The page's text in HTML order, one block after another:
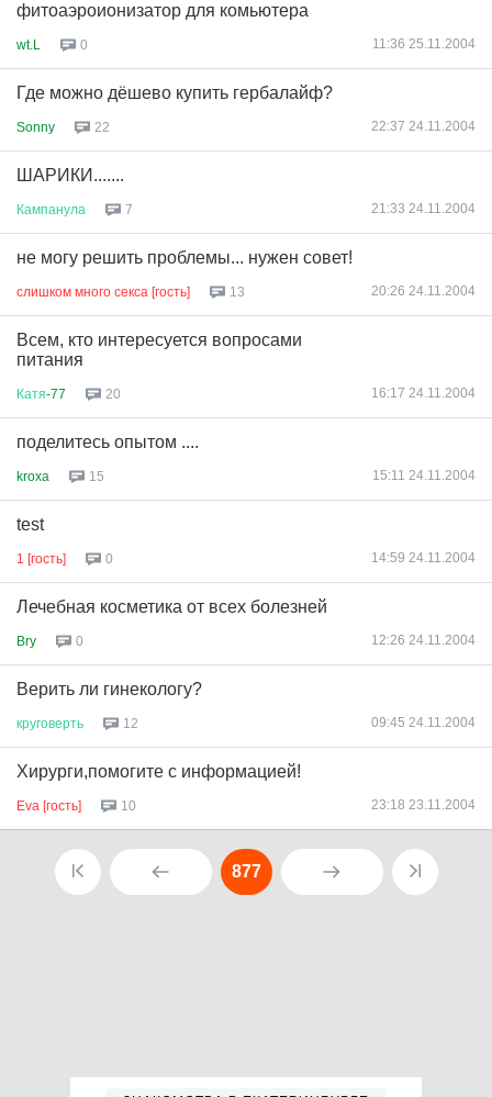
фитоаэроионизатор для комьютера
wt.L 0 11:36 25.11.2004
Где можно дёшево купить гербалайф?
Sonny 22 22:37 24.11.2004
ШАРИКИ.......
Кампанула 7 21:33 24.11.2004
не могу решить проблемы... нужен совет!
слишком много секса [гость] 13 20:26 24.11.2004
Всем, кто интересуется вопросами
питания
Катя-77 20 16:17 24.11.2004
поделитесь опытом ....
kroxa 15 15:11 24.11.2004
test
1 [гость] 0 14:59 24.11.2004
Лечебная косметика от всех болезней
Bry 0 12:26 24.11.2004
Верить ли гинекологу?
круговерть 12 09:45 24.11.2004
Хирурги,помогите с информацией!
Eva [гость] 10 23:18 23.11.2004
877